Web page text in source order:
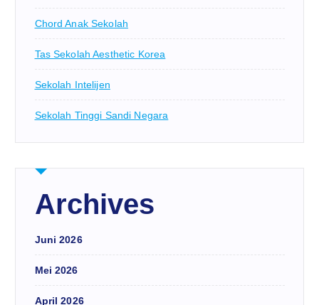
Chord Anak Sekolah
Tas Sekolah Aesthetic Korea
Sekolah Intelijen
Sekolah Tinggi Sandi Negara
Archives
Juni 2026
Mei 2026
April 2026